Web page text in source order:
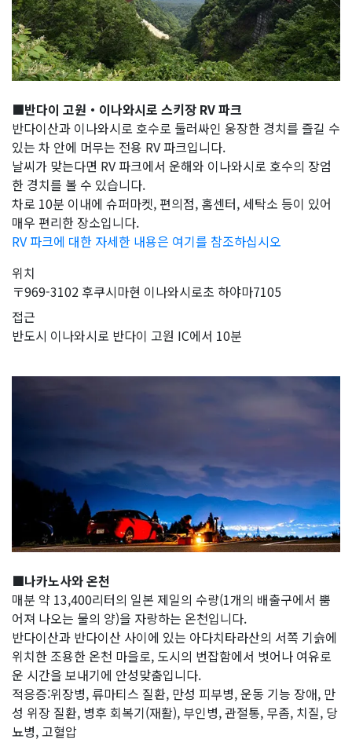
■반다이 고원・이나와시로 스키장 RV 파크
반다이산과 이나와시로 호수로 둘러싸인 웅장한 경치를 즐길 수
있는 차 안에 머무는 전용 RV 파크입니다.
날씨가 맞는다면 RV 파크에서 운해와 이나와시로 호수의 장엄
한 경치를 볼 수 있습니다.
차로 10분 이내에 슈퍼마켓, 편의점, 홈센터, 세탁소 등이 있어
매우 편리한 장소입니다.
RV 파크에 대한 자세한 내용은 여기를 참조하십시오
위치
〒969-3102 후쿠시마현 이나와시로초 하야마7105
접근
반도시 이나와시로 반다이 고원 IC에서 10분
■나카노사와 온천
매분 약 13,400리터의 일본 제일의 수량(1개의 배출구에서 뿜
어져 나오는 물의 양)을 자랑하는 온천입니다.
반다이산과 반다이산 사이에 있는 아다치타라산의 서쪽 기슭에
위치한 조용한 온천 마을로, 도시의 번잡함에서 벗어나 여유로
운 시간을 보내기에 안성맞춤입니다.
적응증:위장병, 류마티스 질환, 만성 피부병, 운동 기능 장애, 만
성 위장 질환, 병후 회복기(재활), 부인병, 관절통, 무좀, 치질, 당
뇨병, 고혈압